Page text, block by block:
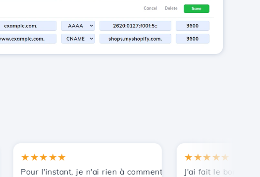
!
★★★★★
Pour l'instant, je n'ai rien à commenter, seulement à apprécier.
★★★★★
J'ai fait le bon choix